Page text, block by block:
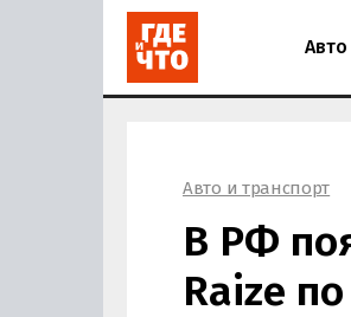
Авто
Авто и транспорт
В РФ
Raize